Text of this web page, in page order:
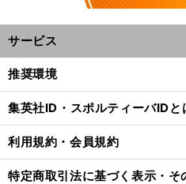
サービス
推奨環境
集英社ID・スポルティーバIDと
利用規約・会員規約
特定商取引法に基づく表示・そ